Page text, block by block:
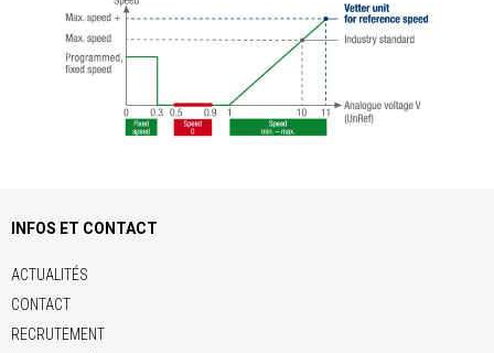
INFOS ET CONTACT
ACTUALITÉS
CONTACT
RECRUTEMENT